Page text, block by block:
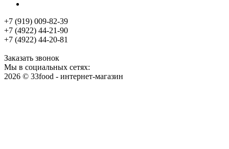
+7 (919) 009-82-39
+7 (4922) 44-21-90
+7 (4922) 44-20-81
Заказать звонок
Мы в социальных сетях:
2026 © 33food - интернет-магазин